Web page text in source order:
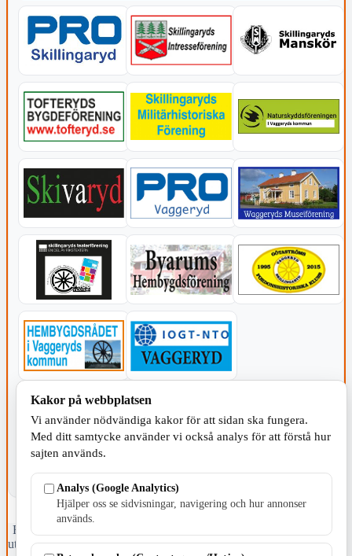
KOMMUNEN
Fristående webbtidningsföretag grundat 1991 som sedan 2002 ger
ut tidningen Skillingaryd.nu och 2010 lanserades Värnamo.nu. Från
Kakor på webbplatsen
Vi använder nödvändiga kakor för att sidan ska fungera.
Med ditt samtycke använder vi också analys för att förstå hur
sajten används.
Analys (Google Analytics)
Hjälper oss se sidvisningar, navigering och hur annonser
används.